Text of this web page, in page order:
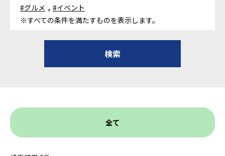
#グルメ , #イベント
※すべての条件を満たすものを表示します。
全て